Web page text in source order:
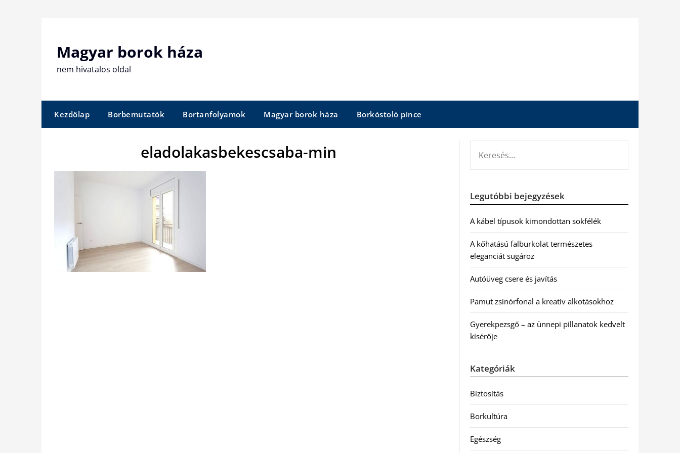
Magyar borok háza
nem hivatalos oldal
Kezdőlap Borbemutatók Bortanfolyamok Magyar borok háza Borkóstoló pince
eladolakasbekescsaba-min
Legutóbbi bejegyzések
A kábel típusok kimondottan sokfélék
A kőhatású falburkolat természetes
eleganciát sugároz
Autóüveg csere és javítás
Pamut zsinórfonal a kreatív alkotásokhoz
Gyerekpezsgő – az ünnepi pillanatok kedvelt
kísérője
Kategóriák
Biztosítás
Borkultúra
Egészség